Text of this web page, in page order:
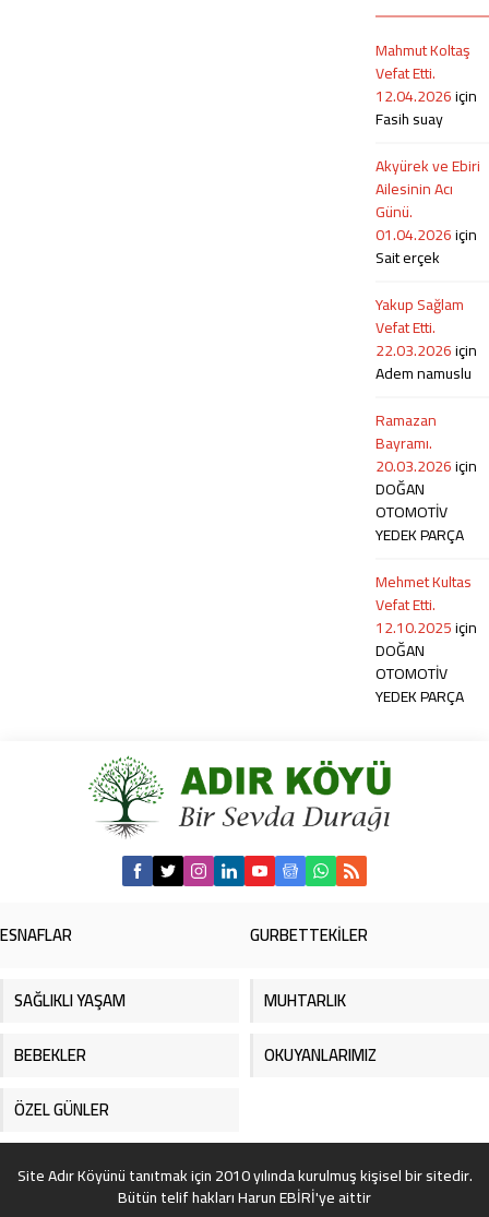
ailesine başsağlığı diliyoruz. Cenaze
bugün İstanbul dan Van gelecek ve
Mahmut Koltaş
Vefat Etti.
12.04.2026için
Fasih suay
Akyürek ve Ebiri
Ailesinin Acı
Günü.
01.04.2026için
Sait erçek
Yakup Sağlam
Vefat Etti.
22.03.2026için
Adem namuslu
Ramazan
Bayramı.
20.03.2026için
DOĞAN
OTOMOTİV
YEDEK PARÇA
Mehmet Kultas
Vefat Etti.
12.10.2025için
DOĞAN
OTOMOTİV
YEDEK PARÇA
ESNAFLAR GURBETTEKİLER
SAĞLIKLI YAŞAM
MUHTARLIK
BEBEKLER
OKUYANLARIMIZ
ÖZEL GÜNLER
Site Adır Köyünü tanıtmak için 2010 yılında kurulmuş kişisel bir sitedir.
Bütün telif hakları Harun EBİRİ'ye aittir